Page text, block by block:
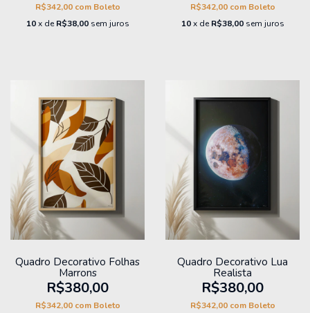
R$342,00 com Boleto
10 x de R$38,00 sem juros
R$342,00 com Boleto
10 x de R$38,00 sem juros
Quadro Decorativo Folhas
Marrons
R$380,00
R$342,00 com Boleto
Quadro Decorativo Lua
Realista
R$380,00
R$342,00 com Boleto